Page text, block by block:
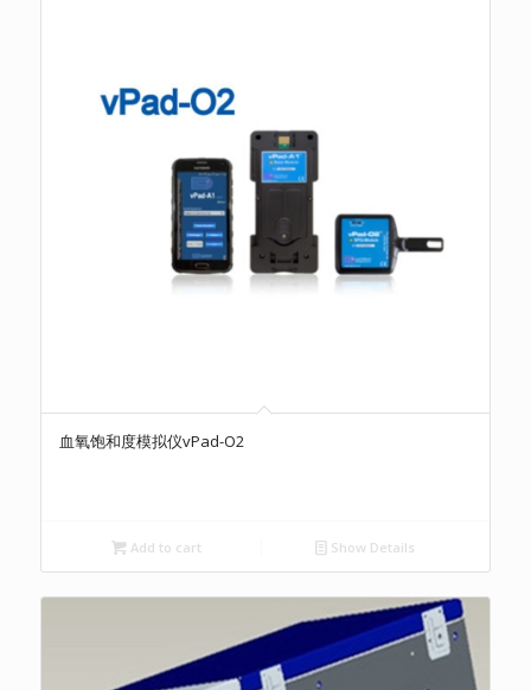
血氧饱和度模拟仪vPad-O2
Add to cart Show Details